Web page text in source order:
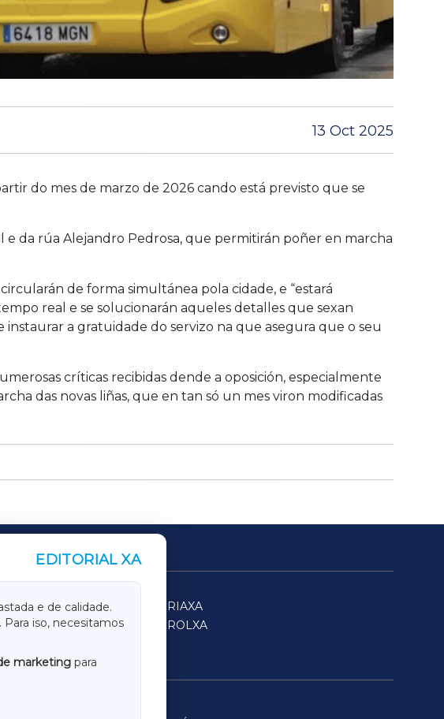
13 Oct 2025
do mes de marzo de 2026 cando está previsto que se
e da rúa Alejandro Pedrosa, que permitirán poñer en marcha
de forma simultánea pola cidade, e “estará
real e se solucionarán aqueles detalles que sexan
a gratuidade do servizo na que asegura que o seu
críticas recibidas dende a oposición, especialmente
das novas liñas, que en tan só un mes viron modificadas
EDITORIAL XA
e de calidade.
iso, necesitamos
marketing para
SARRIAXA
FERROLXA